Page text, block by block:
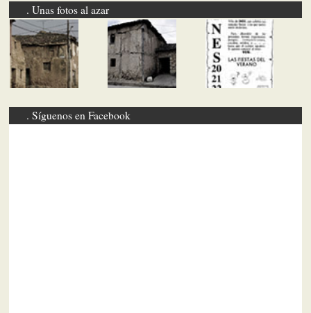
Unas fotos al azar
Síguenos en Facebook